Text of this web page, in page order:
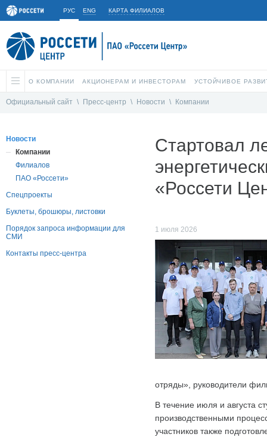
РУС ENG КАРТА ФИЛИАЛОВ
О КОМПАНИИ АКЦИОНЕРАМ И ИНВЕСТОРАМ УСТОЙЧИВОЕ
Официальный сайт \ Пресс-центр \ Новости \ Компании
Новости
Компании
Филиалов
ПАО «Россети»
Спецпроекты
Буклеты, брошюры, листовки
Порядок запроса информации для
СМИ
Контакты пресс-центра
Стартовал
«Россети
1 июля 2026
отряды», руководители
В течение июля и августа
производственными
участников также